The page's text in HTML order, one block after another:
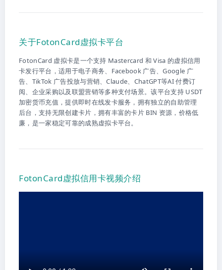
关于FotonCard虚拟卡平台
FotonCard 虚拟卡是一个支持 Mastercard 和 Visa 的虚拟信用
卡发行平台，适用于电子商务、Facebook 广告、Google 广
告、TikTok 广告投放与营销、Claude、ChatGPT等AI 付费订
阅、企业采购以及联盟营销等多种支付场景。该平台支持 USDT
加密货币充值，提供即时在线发卡服务，拥有独立的自助管理
后台，支持无限创建卡片，拥有丰富的卡片 BIN 资源，价格低
廉，是一家稳定可靠的成熟虚拟卡平台。
FotonCard虚拟信用卡视频介绍